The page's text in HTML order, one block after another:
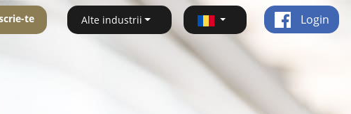
te Alte industrii Login